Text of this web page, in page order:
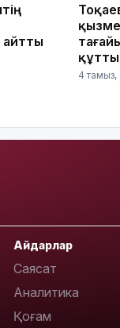
айтты
4 тамыз,
Айдарлар
Саясат
Аналитика
Қоғам